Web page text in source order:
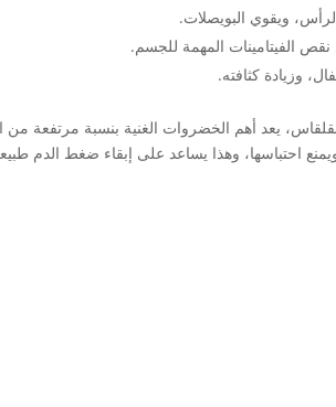
ويقوي البويصلات.
الفيتامينات المهمة للجسم.
وزيادة كثافته.
يعد أهم الخضروات الغنية بنسبة مرتفعة
احتباسها، وهذا يساعد على إبقاء ضغط الدم